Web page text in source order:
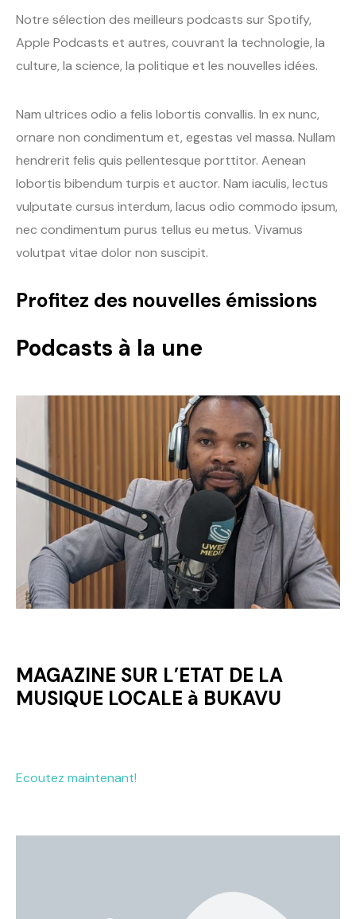
Notre sélection des meilleurs podcasts sur Spotify,
Apple Podcasts et autres, couvrant la technologie, la
culture, la science, la politique et les nouvelles idées.
Nam ultrices odio a felis lobortis convallis. In ex nunc,
ornare non condimentum et, egestas vel massa. Nullam
hendrerit felis quis pellentesque porttitor. Aenean
lobortis bibendum turpis et auctor. Nam iaculis, lectus
vulputate cursus interdum, lacus odio commodo ipsum,
nec condimentum purus tellus eu metus. Vivamus
volutpat vitae dolor non suscipit.
Profitez des nouvelles émissions
Podcasts à la une
MAGAZINE SUR L’ETAT DE LA
MUSIQUE LOCALE à BUKAVU
Ecoutez maintenant!